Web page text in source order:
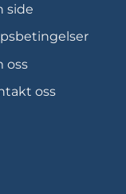
side
oss
oss